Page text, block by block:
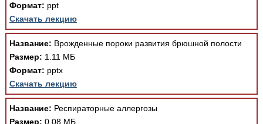
Формат: ppt
Скачать лекцию
Название: Врожденные пороки развития брюшной полости
Размер: 1.11 МБ
Формат: pptx
Скачать лекцию
Название: Респираторные аллергозы
Размер: 0.08 МБ